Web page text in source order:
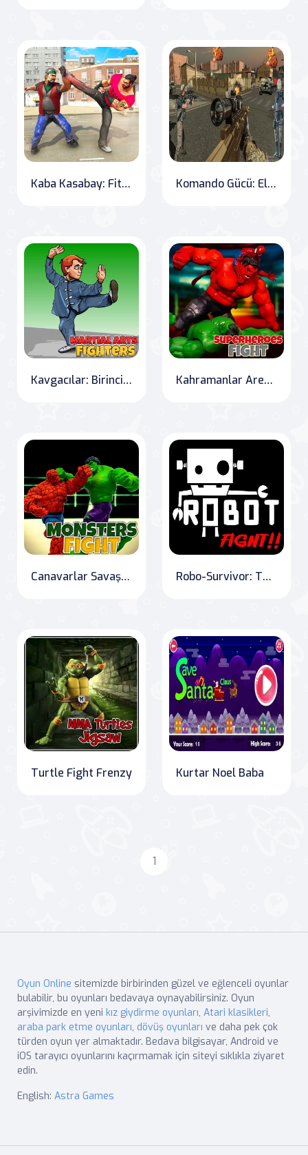
Kaba Kasabay: Fitness and Fighting in the Ring Komando Gücü: Elit Savaş Oyunu
Kavgacılar: Birinci Sınıf Dövüş Sanatçıları Kahramanlar Arenada
Canavarlar Savaşı: Arenada Buluşma! Robo-Survivor: The Battle for Progress
Turtle Fight Frenzy Kurtar Noel Baba
1
Oyun Online sitemizde birbirinden güzel ve eğlenceli oyunlar
bulabilir, bu oyunları bedavaya oynayabilirsiniz. Oyun
arşivimizde en yeni kız giydirme oyunları, Atari klasikleri,
araba park etme oyunları, dövüş oyunları ve daha pek çok
türden oyun yer almaktadır. Bedava bilgisayar, Android ve
iOS tarayıcı oyunlarını kaçırmamak için siteyi sıklıkla ziyaret
edin.
English: Astra Games